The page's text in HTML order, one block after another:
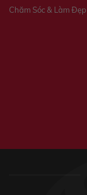
Chăm Sóc & Làm